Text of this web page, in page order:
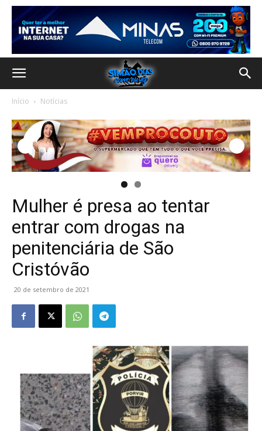
Início Notícias
Mulher é presa ao tentar
entrar com drogas na
penitenciária de São
Cristóvão
20 de setembro de 2021